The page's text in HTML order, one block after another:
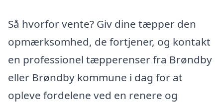
Så hvorfor vente? Giv dine tæpper den
opmærksomhed, de fortjener, og kontakt
en professionel tæpperenser fra Brøndby
eller Brøndby kommune i dag for at
opleve fordelene ved en renere og